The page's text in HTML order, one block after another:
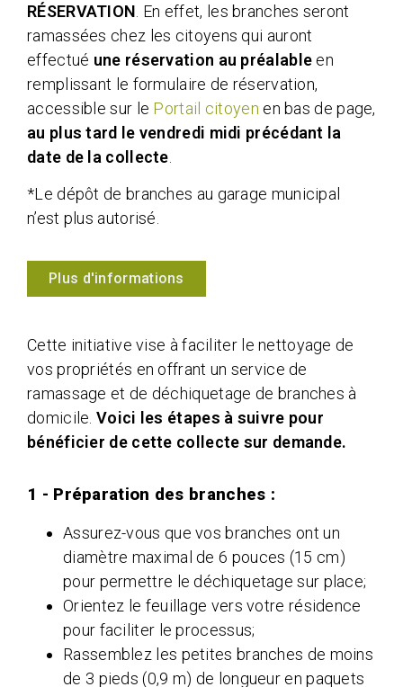
RÉSERVATION . En effet, les branches seront
ramassées chez les citoyens qui auront
effectué une réservation au préalable en
remplissant le formulaire de réservation,
accessible sur le Portail citoyen en bas de page,
au plus tard le vendredi midi précédant la
date de la collecte
*Le dépôt de branches au garage municipal
n’est plus autorisé.
Plus d'informations
Cette initiative vise à faciliter le nettoyage de
vos propriétés en offrant un service de
ramassage et de déchiquetage de branches à
domicile.Voici les étapes à suivre pour
bénéficier de cette collecte sur demande.
1 - Préparation des branches :
Assurez-vous que vos branches ont un
diamètre maximal de 6 pouces (15 cm)
pour permettre le déchiquetage sur place;
Orientez le feuillage vers votre résidence
pour faciliter le processus;
Rassemblez les petites branches de moins
de 3 pieds (0,9 m) de longueur en paquets